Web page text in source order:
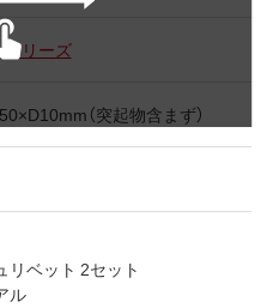
シリーズ
（突起物含まず）
リベット 2セット
ル